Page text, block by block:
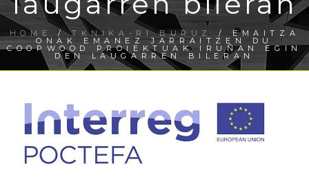
HOME /TKNIKA-RI BURUZ / EMAITZA
ONAK EMANEZ JARRAITZEN DU
COOPWOOD PROIEKTUAK IRUÑAN EGIN
DEN LAUGARREN BILERAN